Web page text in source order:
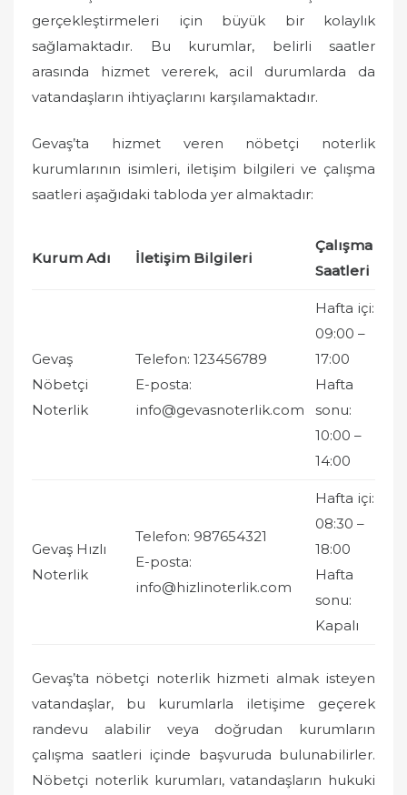
gerçekleştirmeleri için büyük bir kolaylık
sağlamaktadır. Bu kurumlar, belirli saatler
arasında hizmet vererek, acil durumlarda da
vatandaşların ihtiyaçlarını karşılamaktadır.
Gevaş’ta hizmet veren nöbetçi noterlik
kurumlarının isimleri, iletişim bilgileri ve çalışma
saatleri aşağıdaki tabloda yer almaktadır:
Kurum Adı İletişim Bilgileri
Çalışma
Saatleri
Gevaş
Nöbetçi
Noterlik
Telefon: 123456789
E-posta:
info@gevasnoterlik.com
Hafta içi:
09:00 –
17:00
Hafta
sonu:
10:00 –
14:00
Gevaş Hızlı
Noterlik
Telefon: 987654321
E-posta:
info@hizlinoterlik.com
Hafta içi:
08:30 –
18:00
Hafta
sonu:
Kapalı
Gevaş’ta nöbetçi noterlik hizmeti almak isteyen
vatandaşlar, bu kurumlarla iletişime geçerek
randevu alabilir veya doğrudan kurumların
çalışma saatleri içinde başvuruda bulunabilirler.
Nöbetçi noterlik kurumları, vatandaşların hukuki